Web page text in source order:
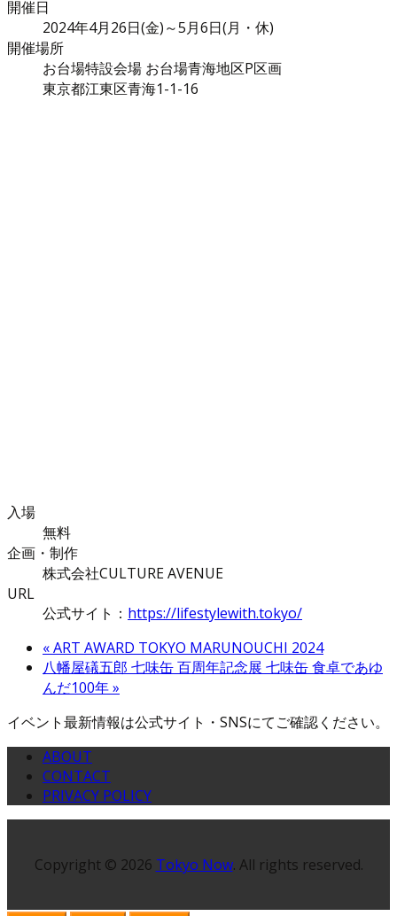
開催日
2024年4月26日(金)～5月6日(月・休)
開催場所
お台場特設会場 お台場青海地区P区画
東京都江東区青海1-1-16
入場
無料
企画・制作
株式会社CULTURE AVENUE
URL
公式サイト： https://lifestylewith.tokyo/
«ART AWARD TOKYO MARUNOUCHI 2024
八幡屋礒五郎 七味缶 百周年記念展 七味缶 食卓であゆ
んだ100年»
イベント最新情報は公式サイト・SNSにてご確認ください。
ABOUT
CONTACT
PRIVACY POLICY
Copyright © 2026 Tokyo Now. All rights reserved.